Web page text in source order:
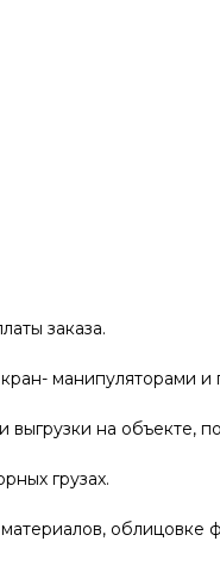
заказа.
манипуляторами
на объекте,
грузах.
облицовке